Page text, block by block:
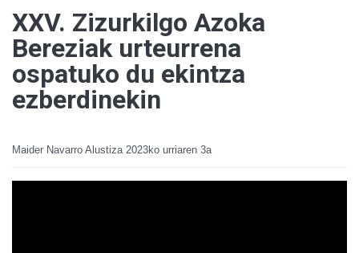
XXV. Zizurkilgo Azoka
Bereziak urteurrena
ospatuko du ekintza
ezberdinekin
Maider Navarro Alustiza 2023ko urriaren 3a